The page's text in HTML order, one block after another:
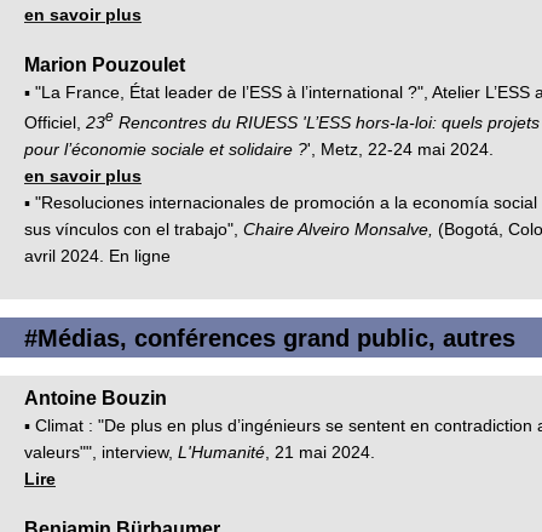
en savoir plus
Marion Pouzoulet
▪ "La France, État leader de l’ESS à l’international ?", Atelier L’ESS
Officiel, 23e Rencontres du RIUESS 'L’ESS hors-la-loi: quels
pour l’économie sociale et solidaire ?', Metz, 22-24 mai 2024.
en savoir plus
▪ "Resoluciones internacionales de promoción a la economía
sus vínculos con el trabajo", Chaire Alveiro Monsalve, (Bogotá,
avril 2024. En ligne
#Médias, conférences grand public, autres
Antoine Bouzin
▪ Climat : "De plus en plus d’ingénieurs se sentent en contradiction
valeurs"", interview, L'Humanité , 21 mai 2024.
Lire